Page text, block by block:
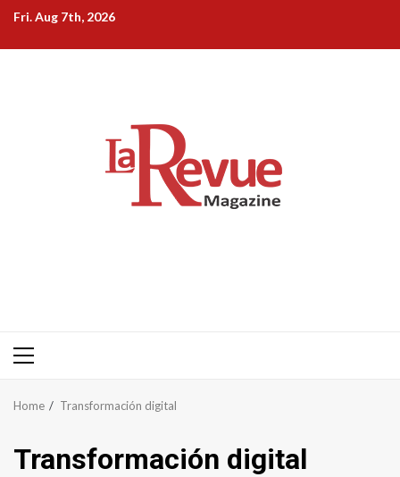
Skip
content
Fri. Aug 7th, 2026
Primary
Home Transformación digital
Transformación digital